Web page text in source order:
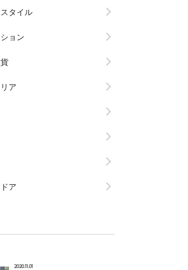
タイル
ョン
ア
ア
2020.11.01